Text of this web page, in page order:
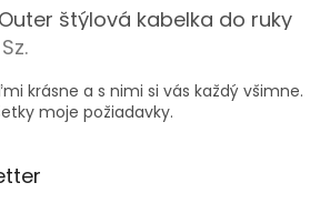
štýlová kabelka do ruky
produktu je 5 z 5 hviezdičiek.
krásne a s nimi si vás každý všimne.
moje požiadavky.